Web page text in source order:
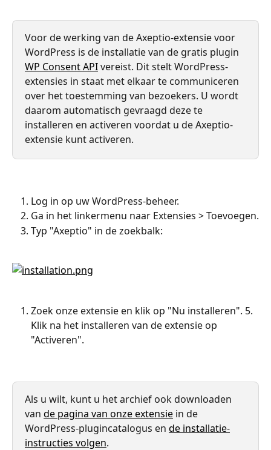
Voor de werking van de Axeptio-extensie voor
WordPress is de installatie van de gratis plugin
WP Consent API vereist. Dit stelt WordPress-
extensies in staat met elkaar te communiceren
over het toestemming van bezoekers. U wordt
daarom automatisch gevraagd deze te
installeren en activeren voordat u de Axeptio-
extensie kunt activeren.
Log in op uw WordPress-beheer.
Ga in het linkermenu naar Extensies > Toevoegen.
Typ "Axeptio" in de zoekbalk:
Zoek onze extensie en klik op "Nu installeren". 5.
Klik na het installeren van de extensie op
"Activeren".
Als u wilt, kunt u het archief ook downloaden
van de pagina van onze extensie in de
WordPress-plugincatalogus en de installatie-
instructies volgen.